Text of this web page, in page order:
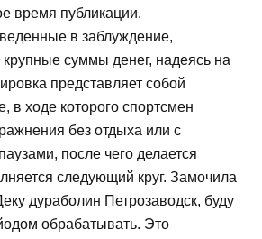
время публикации.
в заблуждение,
суммы денег, надеясь на
представляет собой
в ходе которого спортсмен
без отдыха или с
после чего делается
следующий круг. Замочила
дураболин Петрозаводск, буду
обрабатывать. Это